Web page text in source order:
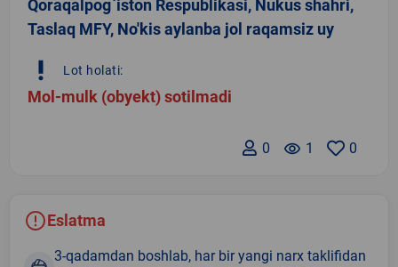
Qoraqalpog`iston Respublikasi, Nukus shahri,
Taslaq MFY, No'kis aylanba jol raqamsiz uy
priority_high Lot holati:
Mol-mulk (obyekt) sotilmadi
0
remove_red_eye 1
0
Eslatma
3-qadamdan boshlab, har bir yangi narx taklifidan